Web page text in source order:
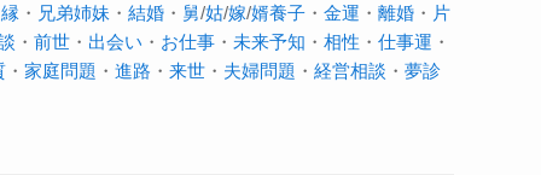
・ 兄弟姉妹 ・ 結婚 ・ 舅/姑/嫁/婿養子 ・ 金運 ・ 離婚 ・ 片
・ 前世 ・ 出会い ・ お仕事 ・ 未来予知 ・ 相性 ・ 仕事運 ・
・ 家庭問題 ・ 進路 ・ 来世 ・ 夫婦問題 ・ 経営相談 ・ 夢診